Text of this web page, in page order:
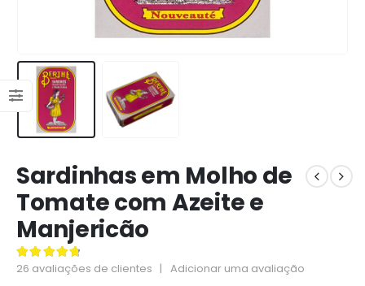
Sardinhas em Molho de
Tomate com Azeite e
Manjericão
4.88de 5
26 avaliações de clientes | Adicionar uma avaliação